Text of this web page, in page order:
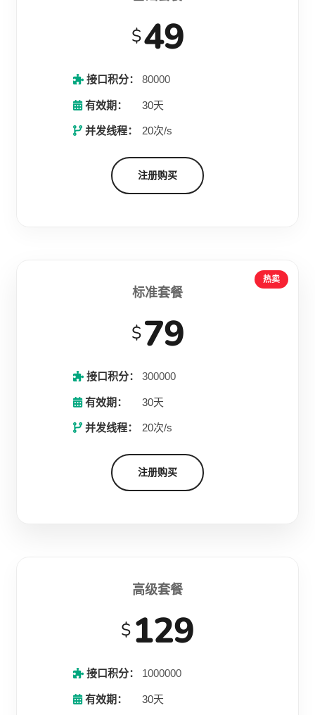
$49
接口积分： 80000
有效期： 30天
并发线程： 20次/s
注册购买
热卖
标准套餐
$79
接口积分： 300000
有效期： 30天
并发线程： 20次/s
注册购买
高级套餐
$ 129
接口积分： 1000000
有效期： 30天